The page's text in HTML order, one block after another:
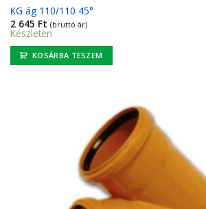
KG ág 110/110 45°
2 645 Ft (bruttó ár)
Készleten
KOSÁRBA TESZEM